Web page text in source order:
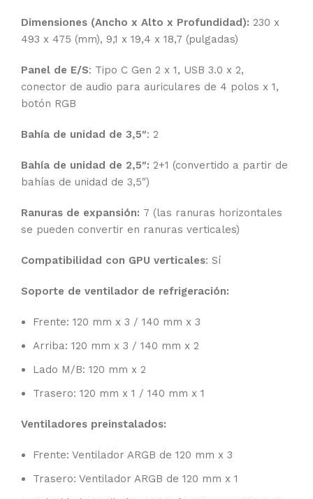
Dimensiones (Ancho x Alto x Profundidad): 230 x
493 x 475 (mm), 9,1 x 19,4 x 18,7 (pulgadas)
Panel de E/S: Tipo C Gen 2 x 1, USB 3.0 x 2,
conector de audio para auriculares de 4 polos x 1,
botón RGB
Bahía de unidad de 3,5″: 2
Bahía de unidad de 2,5″: 2+1 (convertido a partir de
bahías de unidad de 3,5″)
Ranuras de expansión: 7 (las ranuras horizontales
se pueden convertir en ranuras verticales)
Compatibilidad con GPU verticales: Sí
Soporte de ventilador de refrigeración:
Frente: 120 mm x 3 / 140 mm x 3
Arriba: 120 mm x 3 / 140 mm x 2
Lado M/B: 120 mm x 2
Trasero: 120 mm x 1 / 140 mm x 1
Ventiladores preinstalados:
Frente: Ventilador ARGB de 120 mm x 3
Trasero: Ventilador ARGB de 120 mm x 1